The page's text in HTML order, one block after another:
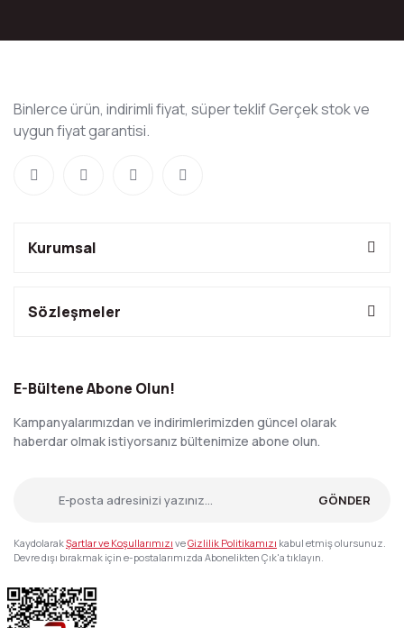
Binlerce ürün, indirimli fiyat, süper teklif Gerçek stok ve
uygun fiyat garantisi.
Kurumsal
Sözleşmeler
E-Bültene Abone Olun!
Kampanyalarımızdan ve indirimlerimizden güncel olarak
haberdar olmak istiyorsanız bültenimize abone olun.
GÖNDER
KaydolarakŞartlar ve Koşullarımızı veGizlilik Politikamızı kabul etmiş olursunuz.
Devre dışı bırakmak için e-postalarımızda Abonelikten Çık'a tıklayın.